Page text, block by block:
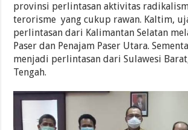
provinsi perlintasan aktivitas
terorisme yang cukup rawan. Kaltim,
perlintasan dari Kalimantan Selatan
Paser dan Penajam Paser Utara.
menjadi perlintasan dari Sulawesi
Tengah.